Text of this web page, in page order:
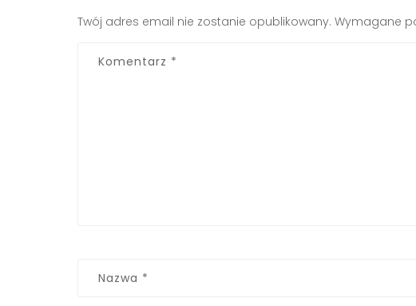
Twój adres email nie zostanie opublikowany. Wymagane